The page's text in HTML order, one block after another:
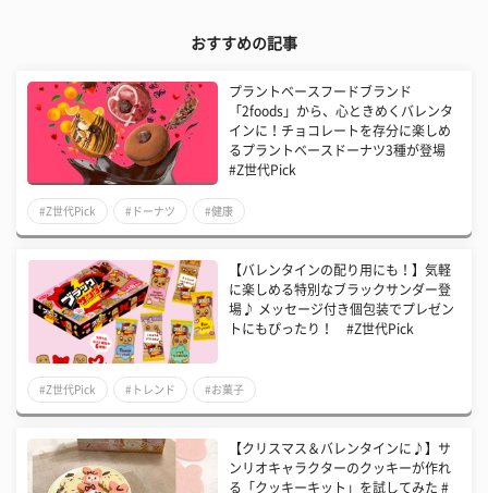
おすすめの記事
プラントベースフードブランド
「2foods」から、心ときめくバレンタ
インに！チョコレートを存分に楽しめ
るプラントベースドーナツ3種が登場
#Z世代Pick
#Z世代Pick #ドーナツ #健康
【バレンタインの配り用にも！】気軽
に楽しめる特別なブラックサンダー登
場♪ メッセージ付き個包装でプレゼン
トにもぴったり！ #Z世代Pick
#Z世代Pick #トレンド #お菓子
【クリスマス＆バレンタインに♪】サ
ンリオキャラクターのクッキーが作れ
る「クッキーキット」を試してみた #